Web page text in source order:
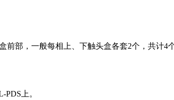
部，一般每相上、下触头盒各套2个，共计4
上。